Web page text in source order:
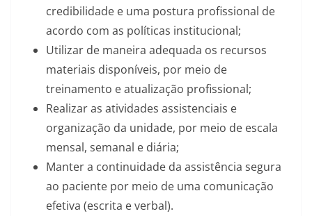
credibilidade e uma postura profissional de
acordo com as políticas institucional;
Utilizar de maneira adequada os recursos
materiais disponíveis, por meio de
treinamento e atualização profissional;
Realizar as atividades assistenciais e
organização da unidade, por meio de escala
mensal, semanal e diária;
Manter a continuidade da assistência segura
ao paciente por meio de uma comunicação
efetiva (escrita e verbal).